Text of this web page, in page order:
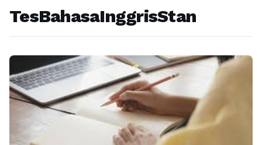
TesBahasaInggrisStan